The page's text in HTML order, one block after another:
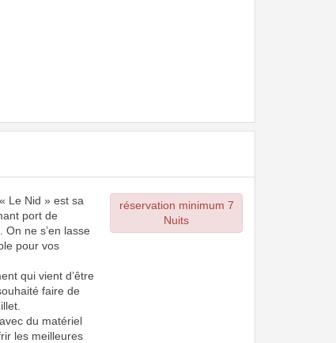
Le Nid » est sa
port de
ne s’en lasse
pour vos
qui vient d’être
faire de
du matériel
les meilleures
réservation minimum 7
Nuits